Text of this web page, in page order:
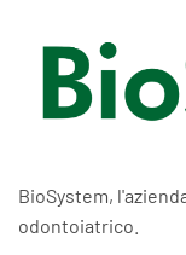
BioSystem,
odontoiatrico.